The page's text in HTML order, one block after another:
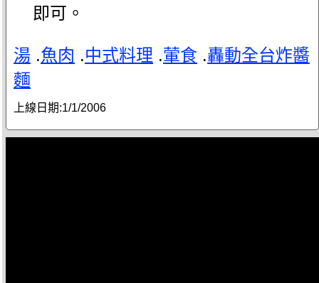
即可。
湯 .魚肉 .中式料理 .葷食 .轟動全台炸醬
麵
上線日期:1/1/2006